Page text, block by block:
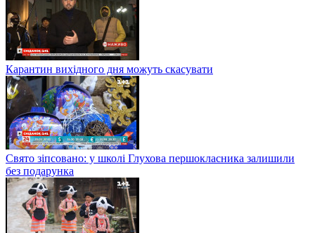
Карантин вихідного дня можуть скасувати
Свято зіпсовано: у школі Глухова першокласника залишили
без подарунка